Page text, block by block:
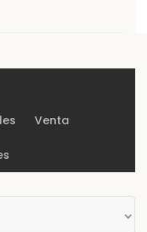
Venta